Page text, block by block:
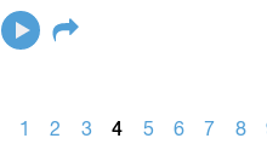
1 2 3 4 5 6 7 8